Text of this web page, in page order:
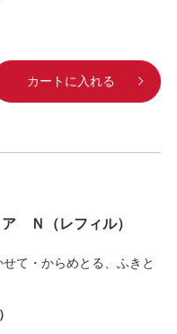
カートに入れる
ア Ｎ（レフィル）
て・からめとる、ふきと